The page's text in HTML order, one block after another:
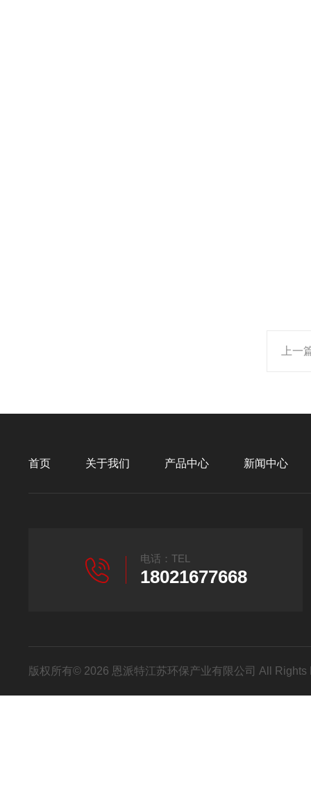
上一
首页 关于我们 产品中心 新闻中心
电话：TEL
18021677668
版权所有© 2026 恩派特江苏环保产业有限公司 All